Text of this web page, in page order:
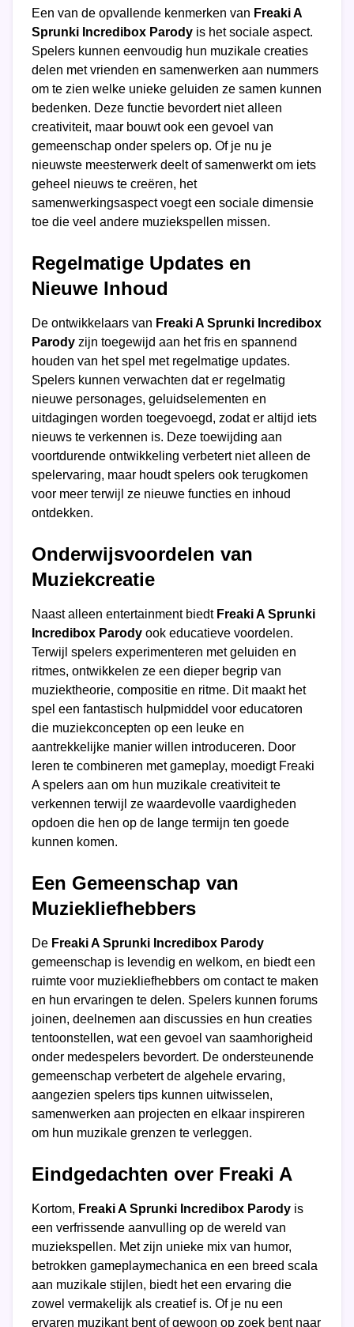
Een van de opvallende kenmerken van Freaki A
Sprunki Incredibox Parody is het sociale aspect.
Spelers kunnen eenvoudig hun muzikale creaties
delen met vrienden en samenwerken aan nummers
om te zien welke unieke geluiden ze samen kunnen
bedenken. Deze functie bevordert niet alleen
creativiteit, maar bouwt ook een gevoel van
gemeenschap onder spelers op. Of je nu je
nieuwste meesterwerk deelt of samenwerkt om iets
geheel nieuws te creëren, het
samenwerkingsaspect voegt een sociale dimensie
toe die veel andere muziekspellen missen.
Regelmatige Updates en
Nieuwe Inhoud
De ontwikkelaars van Freaki A Sprunki Incredibox
Parody zijn toegewijd aan het fris en spannend
houden van het spel met regelmatige updates.
Spelers kunnen verwachten dat er regelmatig
nieuwe personages, geluidselementen en
uitdagingen worden toegevoegd, zodat er altijd iets
nieuws te verkennen is. Deze toewijding aan
voortdurende ontwikkeling verbetert niet alleen de
spelervaring, maar houdt spelers ook terugkomen
voor meer terwijl ze nieuwe functies en inhoud
ontdekken.
Onderwijsvoordelen van
Muziekcreatie
Naast alleen entertainment biedt Freaki A Sprunki
Incredibox Parody ook educatieve voordelen.
Terwijl spelers experimenteren met geluiden en
ritmes, ontwikkelen ze een dieper begrip van
muziektheorie, compositie en ritme. Dit maakt het
spel een fantastisch hulpmiddel voor educatoren
die muziekconcepten op een leuke en
aantrekkelijke manier willen introduceren. Door
leren te combineren met gameplay, moedigt Freaki
A spelers aan om hun muzikale creativiteit te
verkennen terwijl ze waardevolle vaardigheden
opdoen die hen op de lange termijn ten goede
kunnen komen.
Een Gemeenschap van
Muziekliefhebbers
De Freaki A Sprunki Incredibox Parody
gemeenschap is levendig en welkom, en biedt een
ruimte voor muziekliefhebbers om contact te maken
en hun ervaringen te delen. Spelers kunnen forums
joinen, deelnemen aan discussies en hun creaties
tentoonstellen, wat een gevoel van saamhorigheid
onder medespelers bevordert. De ondersteunende
gemeenschap verbetert de algehele ervaring,
aangezien spelers tips kunnen uitwisselen,
samenwerken aan projecten en elkaar inspireren
om hun muzikale grenzen te verleggen.
Eindgedachten over Freaki A
Kortom, Freaki A Sprunki Incredibox Parody is
een verfrissende aanvulling op de wereld van
muziekspellen. Met zijn unieke mix van humor,
betrokken gameplaymechanica en een breed scala
aan muzikale stijlen, biedt het een ervaring die
zowel vermakelijk als creatief is. Of je nu een
ervaren muzikant bent of gewoon op zoek bent naar